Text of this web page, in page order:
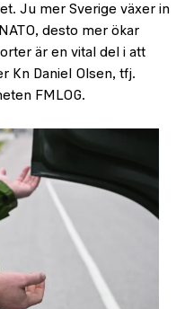
Ju mer Sverige växer in
desto mer ökar
är en vital del i att
Kn Daniel Olsen, tfj.
FMLOG.